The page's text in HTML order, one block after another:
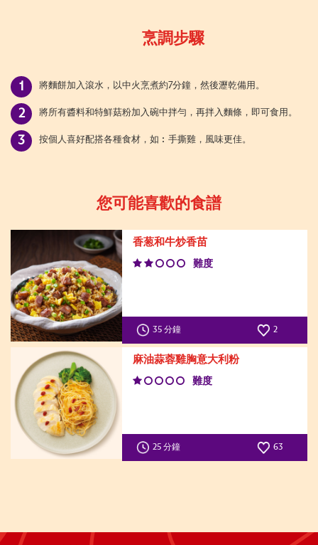
烹調步驟
將麵餅加入滾水，以中火烹煮約7分鐘，然後瀝乾備用。
將所有醬料和特鮮菇粉加入碗中拌勻，再拌入麵條，即可食用。
按個人喜好配搭各種食材，如︰手撕雞，風味更佳。
您可能喜歡的食譜
香葱和牛炒香苗
難度
35 分鐘 2
麻油蒜蓉雞胸意大利粉
難度
25 分鐘 63